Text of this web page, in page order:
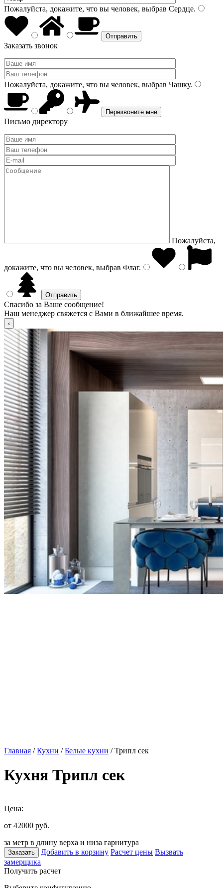
Пожалуйста, докажите, что вы человек, выбрав Сердце.
Заказать звонок
Пожалуйста, докажите, что вы человек, выбрав Чашку.
Письмо директору
Пожалуйста,
докажите, что вы человек, выбрав Флаг.
Спасибо за Ваше сообщение!
Наш менеджер свяжется с Вами в ближайшее время.
Главная /Кухни /Белые кухни / Трипл сек
Кухня Трипл сек
Цена:
от 42000 руб.
за метр в длину верха и низа гарнитура
Заказать Добавить в корзину Расчет цены Вызвать
замерщика
Получить расчет